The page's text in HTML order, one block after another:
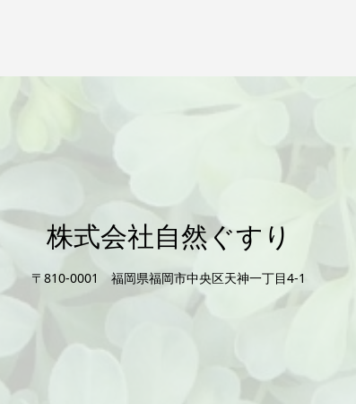
株式会社自然ぐすり
〒810-0001 福岡県福岡市中央区天神一丁目4-1